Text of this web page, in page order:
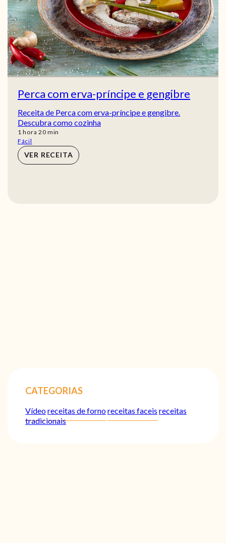
Perca com erva-príncipe e gengibre
Receita de Perca com erva-príncipe e gengibre.
Descubra como cozinha
1 hora
hora 20min
min
Fácil
VER RECEITA
CATEGORIAS
Vídeoreceitas de fornoreceitas faceis receitas
tradicionais